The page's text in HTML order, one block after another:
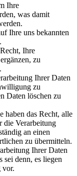
Ihre
was damit
Ihre uns bekannten
Ihre
zu
Ihrer Daten
zu
Daten löschen zu
haben das Recht, alle
die Verarbeitung
an einen
zu übermitteln.
Ihrer Daten
sei denn, es liegen
vor.